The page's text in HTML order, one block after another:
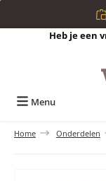
Ga naar de
Heb je een
Menu
Home Onderdelen